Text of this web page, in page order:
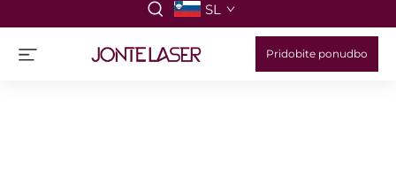
SL
Pridobite ponudbo